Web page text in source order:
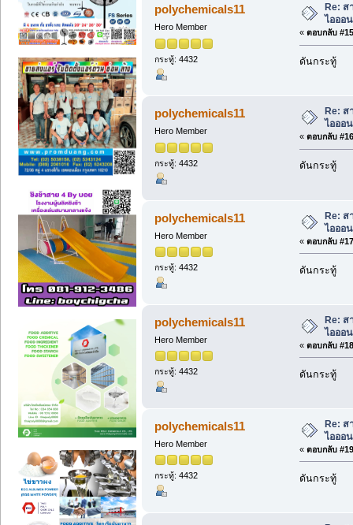
polychemicals11
Hero Member
กระทู้: 4432
Re: ส
ไอออ
« ตอบกลับ
ดันกระทู้
polychemicals11
Hero Member
กระทู้: 4432
Re: ส
ไอออ
« ตอบกลับ
ดันกระทู้
polychemicals11
Hero Member
กระทู้: 4432
Re: ส
ไอออ
« ตอบกลับ
ดันกระทู้
polychemicals11
Hero Member
กระทู้: 4432
Re: ส
ไอออ
« ตอบกลับ
ดันกระทู้
polychemicals11
Hero Member
กระทู้: 4432
Re: ส
ไอออ
« ตอบกลับ
ดันกระทู้